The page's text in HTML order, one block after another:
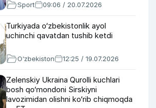
Sport 09:06 / 20.07.2026
Turkiyada o‘zbekistonlik ayol
uchinchi qavatdan tushib ketdi
O‘zbekiston 12:25 / 19.07.2026
Zelenskiy Ukraina Qurolli kuchlari
bosh qo‘mondoni Sirskiyni
lavozimidan olishni ko‘rib chiqmoqda